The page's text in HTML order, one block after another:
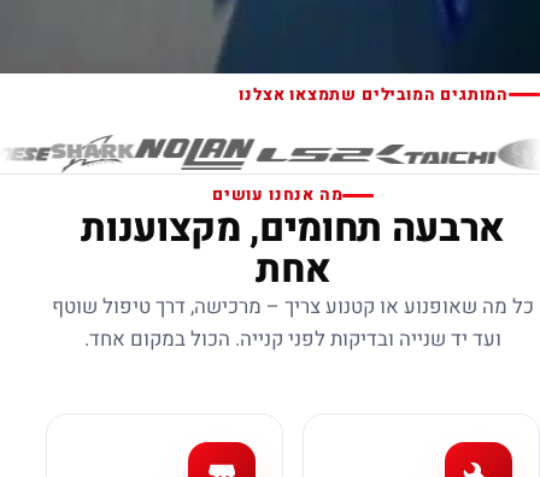
המותגים המובילים שתמצאו אצלנו
מה אנחנו עושים
ארבעה תחומים, מקצוענות
אחת
כל מה שאופנוע או קטנוע צריך – מרכישה, דרך טיפול שוטף
ועד יד שנייה ובדיקות לפני קנייה. הכול במקום אחד.